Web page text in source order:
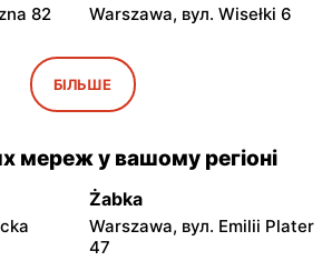
82 Warszawa, вул. Wisełki 6
Netto
Warszawa, вул. Wał
Miedzeszyński 69
Netto
Łomianki, вул. Warszawska
171
Netto
БІЛЬШЕ
мереж у вашому регіоні
Żabka
Warszawa, вул. Emilii Plater
47